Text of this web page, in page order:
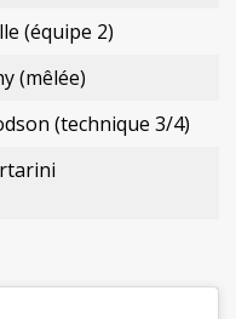
(équipe 2)
(mêlée)
(technique 3/4)